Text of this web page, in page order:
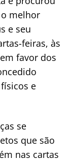
melhor
e seu
feiras, às
favor dos
e
se
que são
nas cartas